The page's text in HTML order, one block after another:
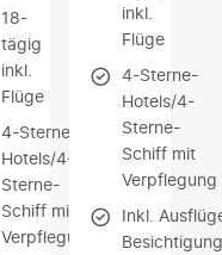
18-
tägig
inkl.
Flüge
4-Sterne-
Hotels/4-
Sterne-
Schiff mit
Verpflegung
inkl.
Flüge
4-Sterne-
Hotels/4-
Sterne-
Schiff mit
Verpflegung
Inkl.